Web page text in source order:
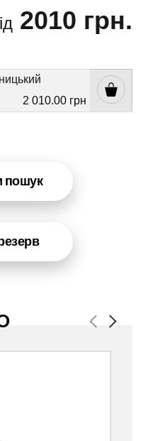
2010 грн.
2 010.00 грн
пошук
Previous
Next